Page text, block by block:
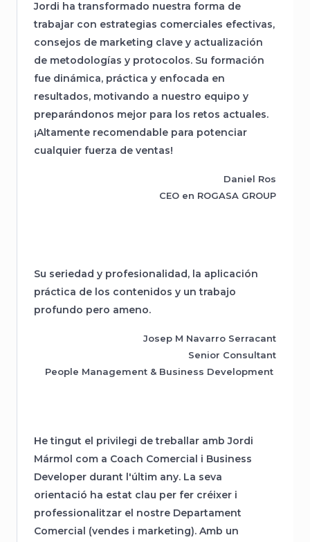
Jordi ha transformado nuestra forma de
trabajar con estrategias comerciales efectivas,
consejos de marketing clave y actualización
de metodologías y protocolos. Su formación
fue dinámica, práctica y enfocada en
resultados, motivando a nuestro equipo y
preparándonos mejor para los retos actuales.
¡Altamente recomendable para potenciar
cualquier fuerza de ventas!
Daniel Ros
CEO en ROGASA GROUP
Su seriedad y profesionalidad, la aplicación
práctica de los contenidos y un trabajo
profundo pero ameno.
Josep M Navarro Serracant
Senior Consultant
People Management & Business Development ​
He tingut el privilegi de treballar amb Jordi
Mármol com a Coach Comercial i Business
Developer durant l'últim any. La seva
orientació ha estat clau per fer créixer i
professionalitzar el nostre Departament
Comercial (vendes i marketing). Amb un